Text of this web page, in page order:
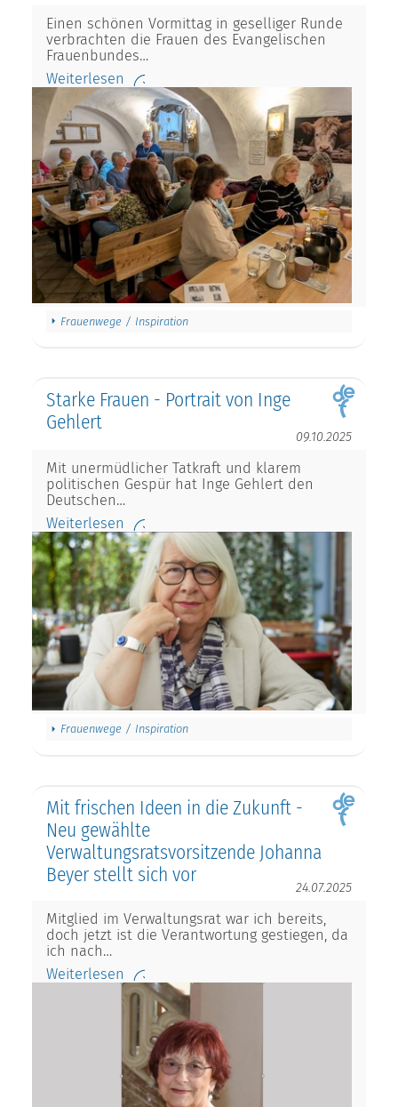
Einen schönen Vormittag in geselliger Runde
verbrachten die Frauen des Evangelischen
Frauenbundes…
Weiterlesen
Frauenwege / Inspiration
Starke Frauen - Portrait von Inge
Gehlert
09.10.2025
Mit unermüdlicher Tatkraft und klarem
politischen Gespür hat Inge Gehlert den
Deutschen…
Weiterlesen
Frauenwege / Inspiration
Mit frischen Ideen in die Zukunft -
Neu gewählte
Verwaltungsratsvorsitzende Johanna
Beyer stellt sich vor
24.07.2025
Mitglied im Verwaltungsrat war ich bereits,
doch jetzt ist die Verantwortung gestiegen, da
ich nach…
Weiterlesen